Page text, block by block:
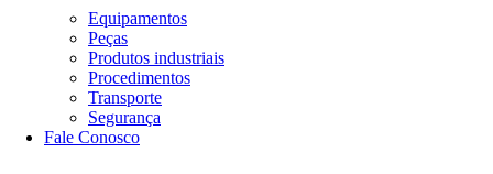
Equipamentos
Peças
Produtos industriais
Procedimentos
Transporte
Segurança
Fale Conosco